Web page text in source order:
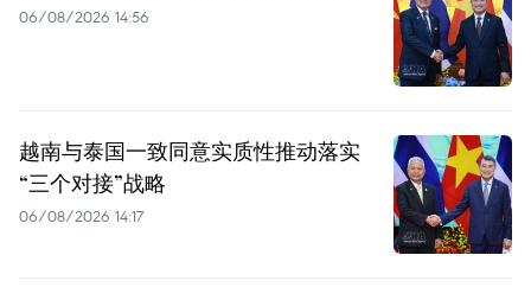
06/08/2026 14:56
越南与泰国一致同意实质性推动落实
“三个对接”战略
06/08/2026 14:17